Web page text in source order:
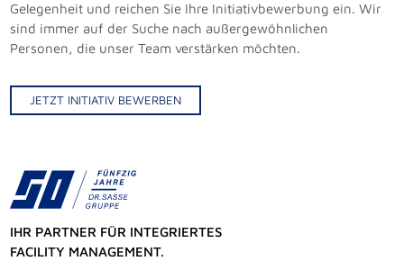
Gelegenheit und reichen Sie Ihre Initiativbewerbung ein. Wir
sind immer auf der Suche nach außergewöhnlichen
Personen, die unser Team verstärken möchten.
JETZT INITIATIV BEWERBEN
IHR PARTNER FÜR INTEGRIERTES
FACILITY MANAGEMENT.